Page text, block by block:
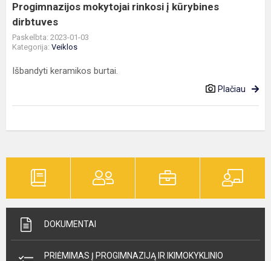
Progimnazijos mokytojai rinkosi į kūrybines
dirbtuves
Paskelbta: 2023-01-03
Kategorija: Veiklos
Išbandyti keramikos burtai.
Plačiau
DOKUMENTAI
PRIĖMIMAS Į PROGIMNAZIJĄ IR IKIMOKYKLINIO